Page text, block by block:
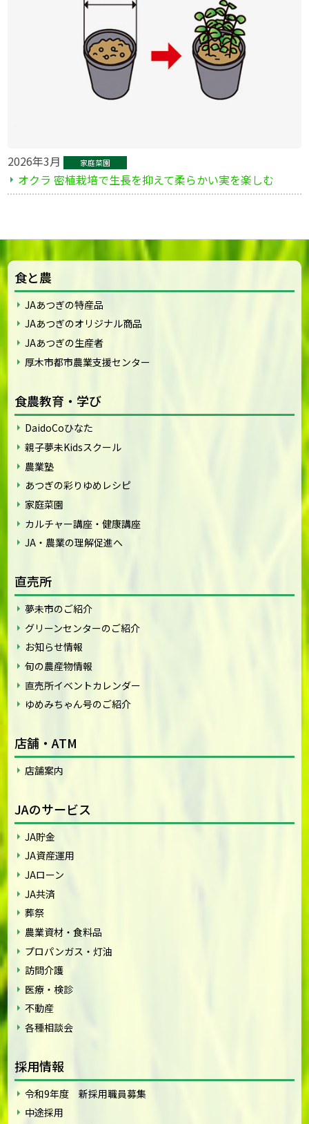
2026年3月 家庭菜園
オクラ 密植栽培で生長を抑えて柔らかい実を楽しむ
食と農
JAあつぎの特産品
JAあつぎのオリジナル商品
JAあつぎの生産者
厚木市都市農業支援センター
食農教育・学び
DaidoCoひなた
親子夢未Kidsスクール
農業塾
あつぎの彩りゆめレシピ
家庭菜園
カルチャー講座・健康講座
JA・農業の理解促進へ
直売所
夢未市のご紹介
グリーンセンターのご紹介
お知らせ情報
旬の農産物情報
直売所イベントカレンダー
ゆめみちゃん号のご紹介
店舗・ATM
店舗案内
JAのサービス
JA貯金
JA資産運用
JAローン
JA共済
葬祭
農業資材・食料品
プロパンガス・灯油
訪問介護
医療・検診
不動産
各種相談会
採用情報
令和9年度 新採用職員募集
中途採用